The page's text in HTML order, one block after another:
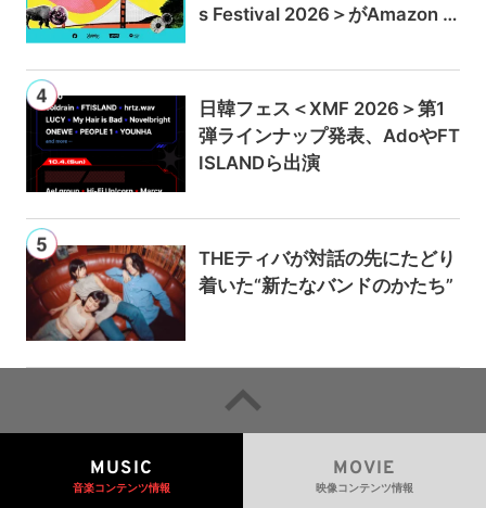
s Festival 2026＞がAmazon M
ブ配信
日韓フェス＜XMF 2026＞第1
弾ラインナップ発表、AdoやFT
ISLANDら出演
THEティバが対話の先にたどり
着いた“新たなバンドのかたち”
MUSIC
音楽コンテンツ情報
MOVIE
映像コンテンツ情報